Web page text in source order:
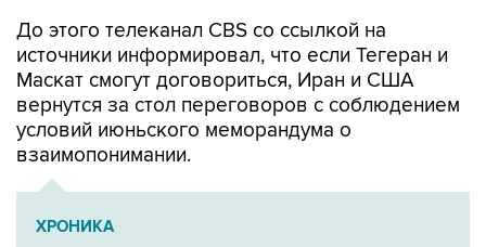
До этого телеканал CBS со ссылкой на
источники информировал, что если Тегеран и
Маскат смогут договориться, Иран и США
вернутся за стол переговоров с соблюдением
условий июньского меморандума о
взаимопонимании.
ХРОНИКА